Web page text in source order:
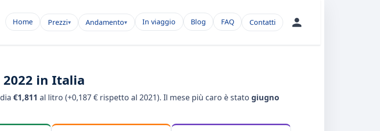
Home Prezzi Andamento In viaggio Blog FAQ Contatti
in Italia
€1,811 al litro (+0,187 € rispetto al 2021). Il mese più caro è stato giugno